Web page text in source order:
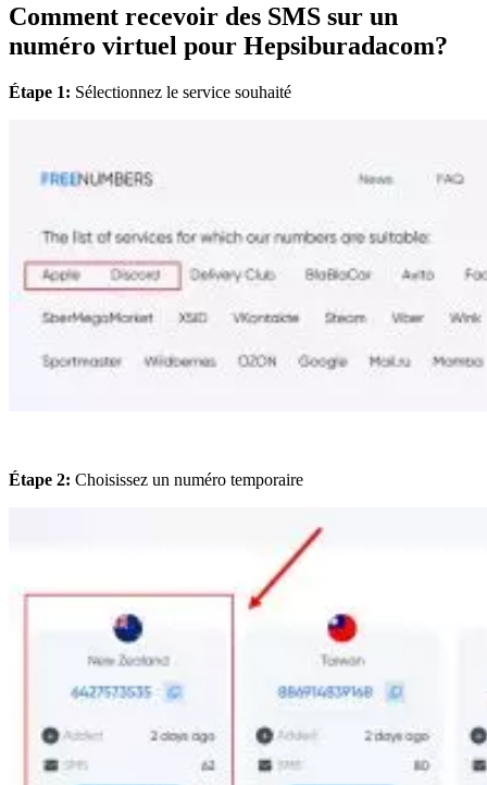
Comment recevoir des SMS sur un
numéro virtuel pour Hepsiburadacom?
Étape 1: Sélectionnez le service souhaité
Étape 2: Choisissez un numéro temporaire